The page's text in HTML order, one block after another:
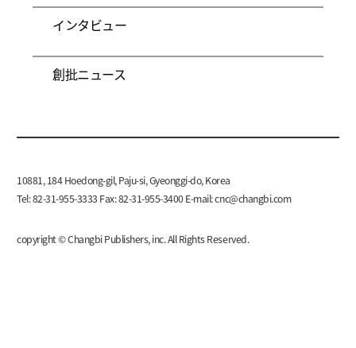
インタビュー
創批ニュース
10881, 184 Hoedong-gil, Paju-si, Gyeonggi-do, Korea
Tel: 82-31-955-3333 Fax: 82-31-955-3400 E-mail:cnc@changbi.com
copyright © Changbi Publishers, inc. All Rights Reserved.